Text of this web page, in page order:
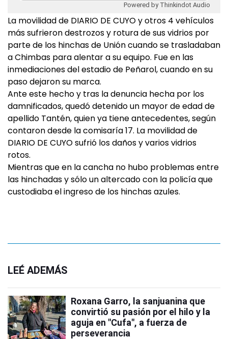
Powered by Thinkindot Audio
La movilidad de DIARIO DE CUYO y otros 4 vehículos
más sufrieron destrozos y rotura de sus vidrios por
parte de los hinchas de Unión cuando se trasladaban
a Chimbas para alentar a su equipo. Fue en las
inmediaciones del estadio de Peñarol, cuando en su
paso dejaron su marca.
Ante este hecho y tras la denuncia hecha por los
damnificados, quedó detenido un mayor de edad de
apellido Tantén, quien ya tiene antecedentes, según
contaron desde la comisaría 17. La movilidad de
DIARIO DE CUYO sufrió los daños y varios vidrios
rotos.
Mientras que en la cancha no hubo problemas entre
las hinchadas y sólo un altercado con la policía que
custodiaba el ingreso de los hinchas azules.
LEÉ ADEMÁS
Roxana Garro, la sanjuanina que
convirtió su pasión por el hilo y la
aguja en "Cufa", a fuerza de
perseverancia